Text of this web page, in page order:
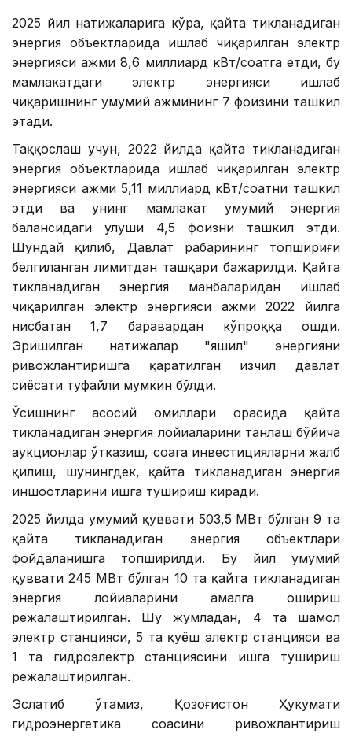
2025 йил натижаларига кўра, қайта тикланадиган
энергия объектларида ишлаб чиқарилган электр
энергияси ҳажми 8,6 миллиард кВт/соатга етди, бу
мамлакатдаги электр энергияси ишлаб
чиқаришнинг умумий ҳажмининг 7 фоизини ташкил
этади.
Таққослаш учун, 2022 йилда қайта тикланадиган
энергия объектларида ишлаб чиқарилган электр
энергияси ҳажми 5,11 миллиард кВт/соатни ташкил
этди ва унинг мамлакат умумий энергия
балансидаги улуши 4,5 фоизни ташкил этди.
Шундай қилиб, Давлат раҳбарининг топшириғи
белгиланган лимитдан ташқари бажарилди. Қайта
тикланадиган энергия манбаларидан ишлаб
чиқарилган электр энергияси ҳажми 2022 йилга
нисбатан 1,7 баравардан кўпроққа ошди.
Эришилган натижалар "яшил" энергияни
ривожлантиришга қаратилган изчил давлат
сиёсати туфайли мумкин бўлди.
Ўсишнинг асосий омиллари орасида қайта
тикланадиган энергия лойиҳаларини танлаш бўйича
аукционлар ўтказиш, соҳага инвестицияларни жалб
қилиш, шунингдек, қайта тикланадиган энергия
иншоотларини ишга тушириш киради.
2025 йилда умумий қуввати 503,5 МВт бўлган 9 та
қайта тикланадиган энергия объектлари
фойдаланишга топширилди. Бу йил умумий
қуввати 245 МВт бўлган 10 та қайта тикланадиган
энергия лойиҳаларини амалга ошириш
режалаштирилган. Шу жумладан, 4 та шамол
электр станцияси, 5 та қуёш электр станцияси ва
1 та гидроэлектр станциясини ишга тушириш
режалаштирилган.
Эслатиб ўтамиз, Қозоғистон Ҳукумати
гидроэнергетика соҳасини ривожлантириш